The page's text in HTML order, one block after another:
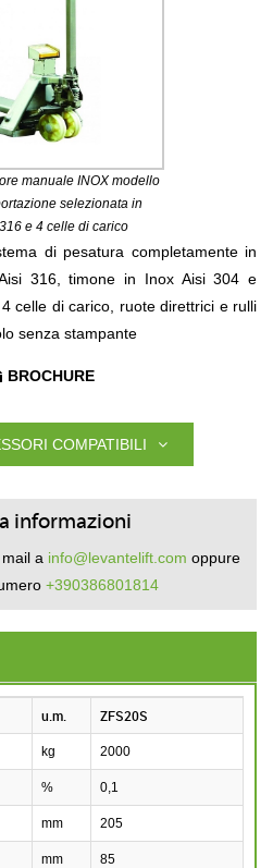
manuale INOX modello
selezionata in
e 4 celle di carico
di pesatura completamente in
316, timone in Inox Aisi 304 e
celle di carico, ruote direttrici e rulli
senza stampante
BROCHURE
COMPATIBILI
informazioni
a info@levantelift.com oppure
+390386801814
u.m. ZFS20S
kg 2000
% 0,1
mm 205
mm 85